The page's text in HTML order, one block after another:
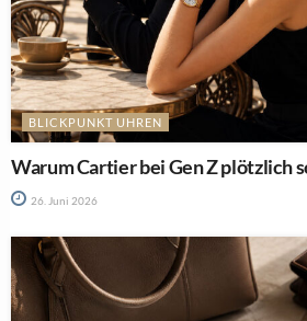
BLICKPUNKT UHREN
Warum Cartier bei Gen Z plötzlich
26. Juni 2026